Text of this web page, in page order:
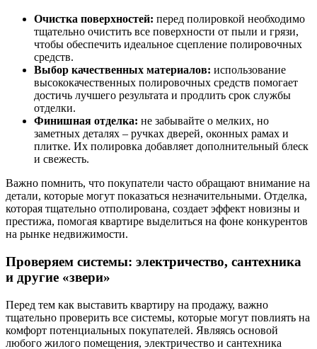
Очистка поверхностей: перед полировкой необходимо
тщательно очистить все поверхности от пыли и грязи,
чтобы обеспечить идеальное сцепление полировочных
средств.
Выбор качественных материалов: использование
высококачественных полировочных средств помогает
достичь лучшего результата и продлить срок службы
отделки.
Финишная отделка: не забывайте о мелких, но
заметных деталях – ручках дверей, оконных рамах и
плитке. Их полировка добавляет дополнительный блеск
и свежесть.
Важно помнить, что покупатели часто обращают внимание на
детали, которые могут показаться незначительными. Отделка,
которая тщательно отполирована, создает эффект новизны и
престижа, помогая квартире выделиться на фоне конкурентов
на рынке недвижимости.
Проверяем системы: электричество, сантехника
и другие «звери»
Перед тем как выставить квартиру на продажу, важно
тщательно проверить все системы, которые могут повлиять на
комфорт потенциальных покупателей. Являясь основой
любого жилого помещения, электричество и сантехника